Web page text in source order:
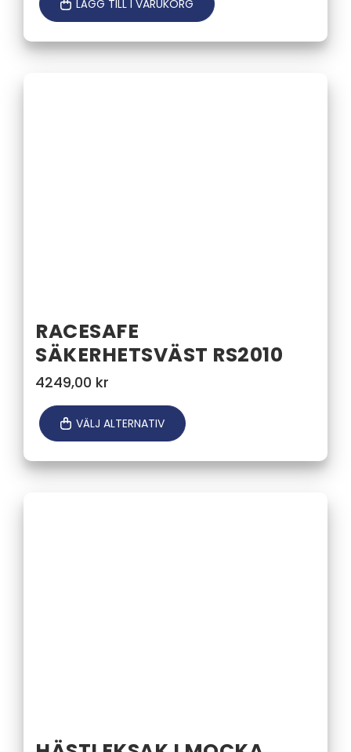
LÄGG TILL I VARUKORG
RACESAFE
SÄKERHETSVÄST RS2010
4249,00 kr
VÄLJ ALTERNATIV